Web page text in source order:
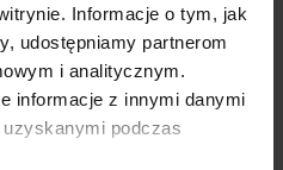
Informacje o tym, jak
udostępniamy partnerom
i analitycznym.
informacje z innymi danymi
podczas
dobrze zapakowane
Brawa dla pracowników.